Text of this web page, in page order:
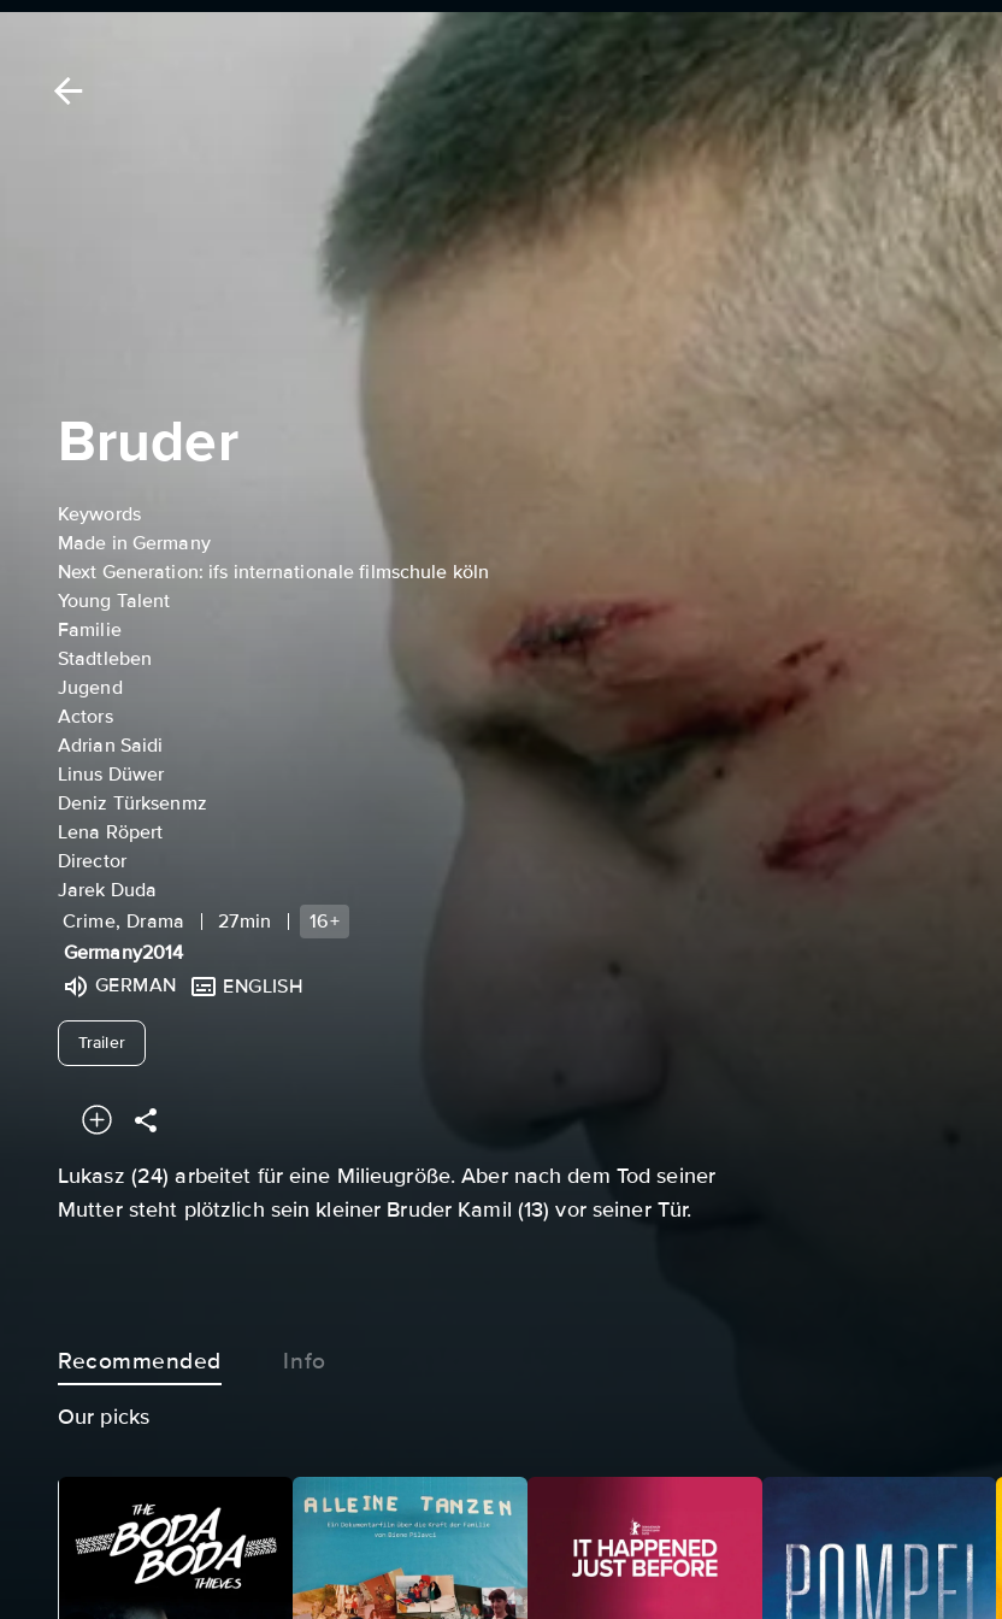
Bruder
Keywords
Made in Germany
Next Generation: ifs internationale filmschule köln
Young Talent
Familie
Stadtleben
Jugend
Actors
Adrian Saidi
Linus Düwer
Deniz Türksenmz
Lena Röpert
Director
Jarek Duda
Crime, Drama
27min
16+
Germany2014
GERMAN
ENGLISH
Trailerundefined
Lukasz (24) arbeitet für eine Milieugröße. Aber nach dem Tod seiner
Mutter steht plötzlich sein kleiner Bruder Kamil (13) vor seiner Tür.
Recommended Info
Our picks